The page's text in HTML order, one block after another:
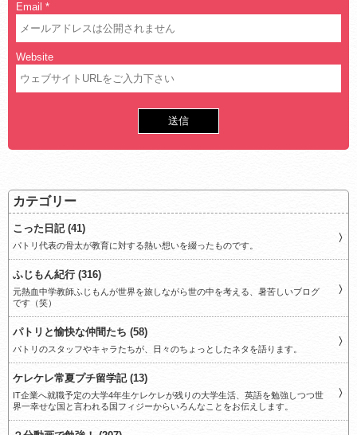
Email *
Website
カテゴリー
こった日記 (41)
パトリ代表の骨太が教育に対する熱い想いを綴ったものです。
ふじもん紀行 (316)
元熱血中学教師ふじもんが世界を旅しながら世の中を考える、暑苦しいブログ
です（笑）
パトリと愉快な仲間たち (58)
パトリのスタッフやキャラたちが、日々のちょっとしたネタを語ります。
ケレケレ常夏プチ留学記 (13)
IT企業へ就職予定の大学4年生ケレケレが残りの大学生活、英語を勉強しつつ世
界一幸せな国と言われる国フィジーからいろんなことをお伝えします。